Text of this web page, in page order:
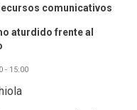
comunicativos
aturdido frente al
- 15:00